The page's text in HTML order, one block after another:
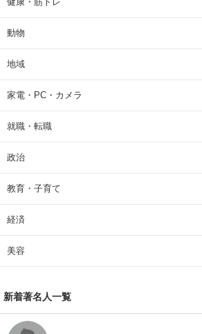
動物
地域
家電・PC・カメラ
就職・転職
政治
教育・子育て
経済
美容
新着著名人一覧